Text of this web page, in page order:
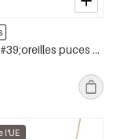
Boucles d&#39;oreilles puces en acier inoxydable, forme irrégulière, collection Simple Daily Simple, bijoux pour femmes
l'UE